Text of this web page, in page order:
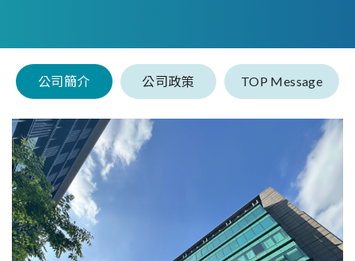
公司簡介 公司政策 TOP Message